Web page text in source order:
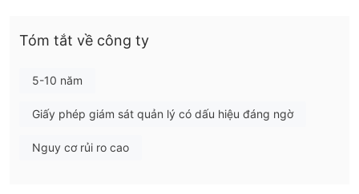
cậy của nền tảng GateHub đã được làm nổi bật hơn bởi việc
Nếu bạn quan tâm, chúng tôi mời bạn tiếp tục đọc bài viết sắp
nhiều góc độ và cung cấp cho bạn thông tin rõ ràng và ngắn
gọn. Đến cuối bài viết, chúng tôi sẽ cung cấp một bản tóm tắt
Tóm tắt về công ty
5-10 năm
Giấy phép giám sát quản lý có dấu hiệu đáng ngờ
Nguy cơ rủi ro cao